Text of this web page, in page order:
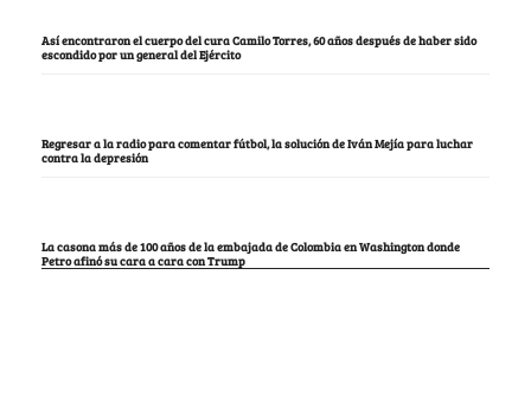
Así encontraron el cuerpo del cura Camilo Torres, 60 años después de haber sido
escondido por un general del Ejército
Regresar a la radio para comentar fútbol, la solución de Iván Mejía para luchar
contra la depresión
La casona más de 100 años de la embajada de Colombia en Washington donde
Petro afinó su cara a cara con Trump